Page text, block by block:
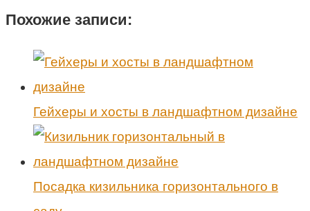
Похожие записи:
Гейхеры и хосты в ландшафтном дизайне
Посадка кизильника горизонтального в